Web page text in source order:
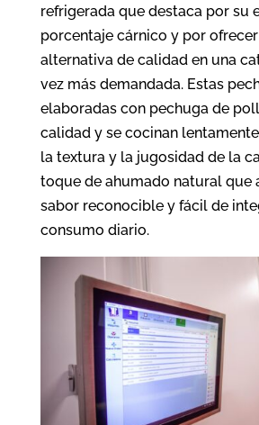
refrigerada que destaca por su
porcentaje cárnico y por
alternativa de calidad en una
vez más demandada. Estas
elaboradas con pechuga de
calidad y se cocinan
la textura y la jugosidad de la
toque de ahumado natural que
sabor reconocible y fácil de
consumo diario.​